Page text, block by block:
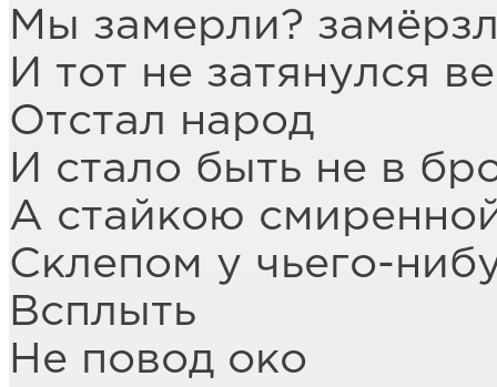
Мы замерли?
И тот не затянулся
Отстал народ
И стало быть не в
А стайкою
Склепом у чьего-
Всплыть
Не повод око